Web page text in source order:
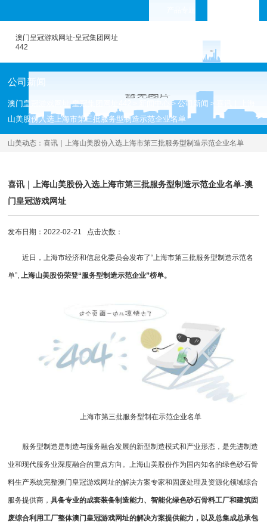
澳门皇冠游戏网址-皇冠集团网址
442
公司新闻
澳门皇冠游戏网址-皇冠集团网址442 >公司新闻 >
山美股份入选上海市第三批服务型制造示范企业名单
山美动态：喜讯｜上海山美股份入选上海市第三批服务型制造示范企业名单
喜讯｜上海山美股份入选上海市第三批服务型制造示范企业名单-澳
门皇冠游戏网址
发布日期：2022-02-21 点击次数：
近日，上海市经济和信息化委员会发布了“上海市第三批服务型制造示范名
单”,上海山美股份荣登“服务型制造示范企业”榜单。
上海市第三批服务型制在示范企业名单
服务型制造是制造与服务融合发展的新型制造模式和产业形态，是先进制造
业和现代服务业深度融合的重点方向。上海山美股份作为国内知名的绿色砂石骨
料生产系统完整澳门皇冠游戏网址的解决方案专家和固废处理及资源化领域综合
服务提供商，具备专业的成套装备制造能力、智能化绿色砂石骨料工厂和建筑固
废综合利用工厂整体澳门皇冠游戏网址的解决方案提供能力，以及总集成总承包